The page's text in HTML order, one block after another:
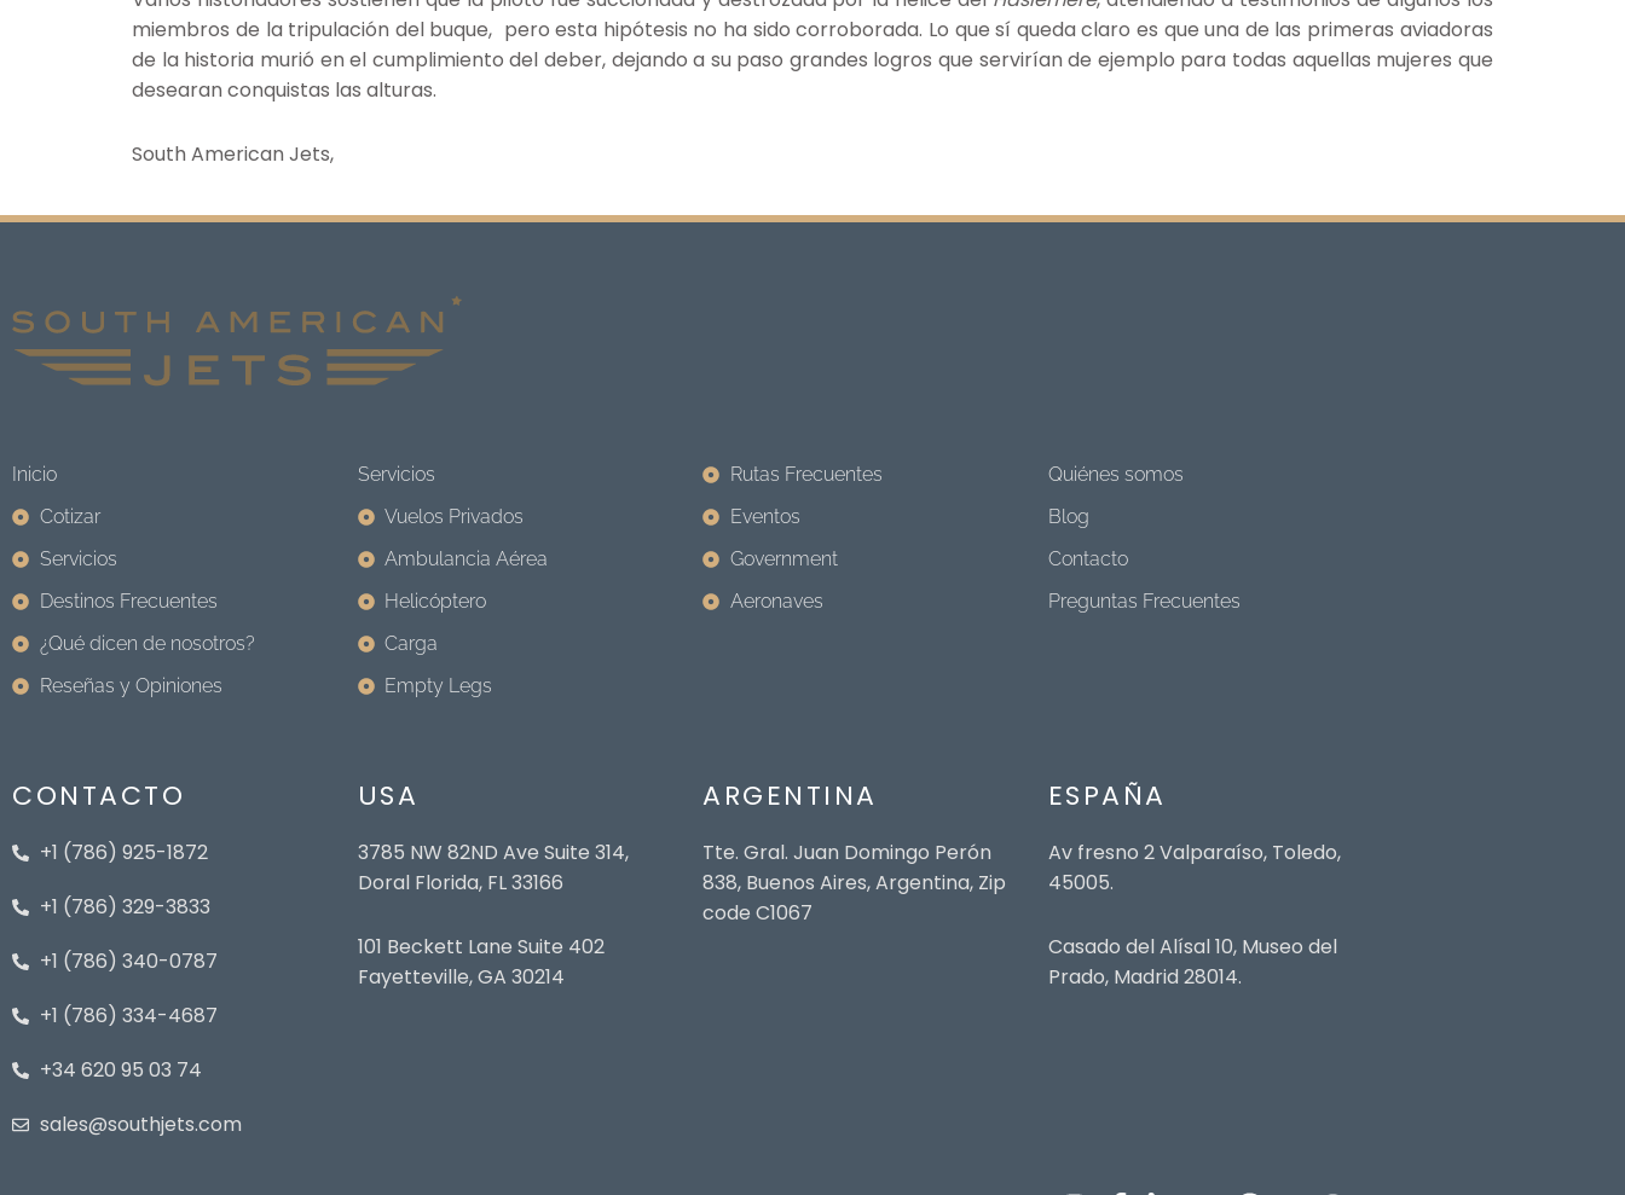
miembros de la tripulación del buque, pero esta hipótesis no ha sido corroborada. Lo que sí queda claro es que una de las primeras aviadoras
de la historia murió en el cumplimiento del deber, dejando a su paso grandes logros que servirían de ejemplo para todas aquellas mujeres que
desearan conquistas las alturas.
South American Jets,
Inicio
Cotizar
Servicios
Destinos Frecuentes
¿Qué dicen de nosotros?
Reseñas y Opiniones
Servicios
Vuelos Privados
Ambulancia Aérea
Helicóptero
Carga
Empty Legs
Rutas Frecuentes
Eventos
Government
Aeronaves
Quiénes somos
Blog
Contacto
Preguntas Frecuentes
CONTACTO
+1 (786) 925-1872
+1 (786) 329-3833
+1 (786) 340-0787
+1 (786) 334-4687
+34 620 95 03 74
sales@southjets.com
USA
3785 NW 82ND Ave Suite 314,
Doral Florida, FL 33166
101 Beckett Lane Suite 402
Fayetteville, GA 30214
ARGENTINA
Tte. Gral. Juan Domingo Perón
838, Buenos Aires, Argentina, Zip
code C1067
ESPAÑA
Av fresno 2 Valparaíso, Toledo,
45005.
Casado del Alísal 10, Museo del
Prado, Madrid 28014.